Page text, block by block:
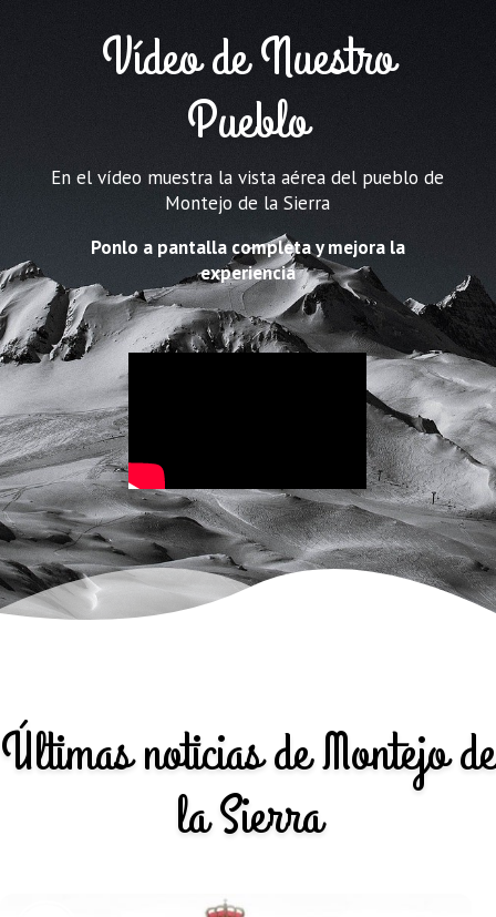
Vídeo de Nuestro
Pueblo
En el vídeo muestra la vista aérea del pueblo de
Montejo de la Sierra
Ponlo a pantalla completa y mejora la
experiencia
Últimas noticias de Montejo de
la Sierra